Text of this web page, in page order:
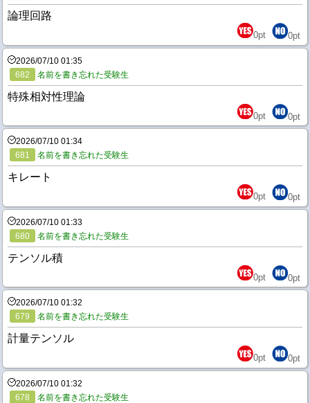
論理回路
0pt 0pt
2026/07/10 01:35
682
名前を書き忘れた受験生
特殊相対性理論
0pt 0pt
2026/07/10 01:34
681
名前を書き忘れた受験生
キレート
0pt 0pt
2026/07/10 01:33
680
名前を書き忘れた受験生
テンソル積
0pt 0pt
2026/07/10 01:32
679
名前を書き忘れた受験生
計量テンソル
0pt 0pt
2026/07/10 01:32
678
名前を書き忘れた受験生